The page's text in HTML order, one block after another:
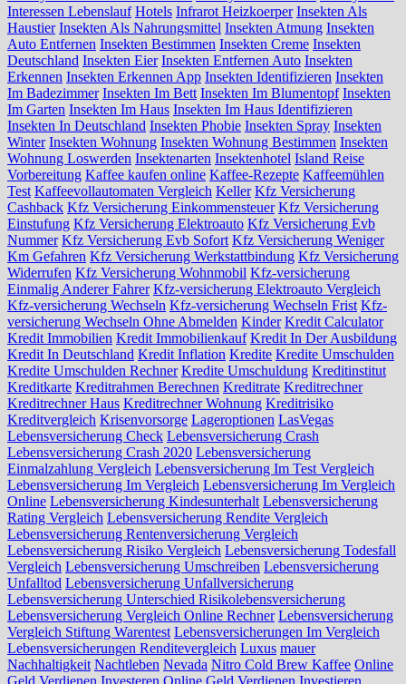
Interessen Lebenslauf Hotels Infrarot Heizkoerper Insekten Als
Haustier Insekten Als Nahrungsmittel Insekten Atmung Insekten
Auto Entfernen Insekten Bestimmen Insekten Creme Insekten
Deutschland Insekten Eier Insekten Entfernen Auto Insekten
Erkennen Insekten Erkennen App Insekten Identifizieren Insekten
Im Badezimmer Insekten Im Bett Insekten Im Blumentopf Insekten
Im Garten Insekten Im Haus Insekten Im Haus Identifizieren
Insekten In Deutschland Insekten Phobie Insekten Spray Insekten
Winter Insekten Wohnung Insekten Wohnung Bestimmen Insekten
Wohnung Loswerden Insektenarten Insektenhotel Island Reise
Vorbereitung Kaffee kaufen online Kaffee-Rezepte Kaffeemühlen
Test Kaffeevollautomaten Vergleich Keller Kfz Versicherung
Cashback Kfz Versicherung Einkommensteuer Kfz Versicherung
Einstufung Kfz Versicherung Elektroauto Kfz Versicherung Evb
Nummer Kfz Versicherung Evb Sofort Kfz Versicherung Weniger
Km Gefahren Kfz Versicherung Werkstattbindung Kfz Versicherung
Widerrufen Kfz Versicherung Wohnmobil Kfz-versicherung
Einmalig Anderer Fahrer Kfz-versicherung Elektroauto Vergleich
Kfz-versicherung Wechseln Kfz-versicherung Wechseln Frist Kfz-
versicherung Wechseln Ohne Abmelden Kinder Kredit Calculator
Kredit Immobilien Kredit Immobilienkauf Kredit In Der Ausbildung
Kredit In Deutschland Kredit Inflation Kredite Kredite Umschulden
Kredite Umschulden Rechner Kredite Umschuldung Kreditinstitut
Kreditkarte Kreditrahmen Berechnen Kreditrate Kreditrechner
Kreditrechner Haus Kreditrechner Wohnung Kreditrisiko
Kreditvergleich Krisenvorsorge Lageroptionen LasVegas
Lebensversicherung Check Lebensversicherung Crash
Lebensversicherung Crash 2020 Lebensversicherung
Einmalzahlung Vergleich Lebensversicherung Im Test Vergleich
Lebensversicherung Im Vergleich Lebensversicherung Im Vergleich
Online Lebensversicherung Kindesunterhalt Lebensversicherung
Rating Vergleich Lebensversicherung Rendite Vergleich
Lebensversicherung Rentenversicherung Vergleich
Lebensversicherung Risiko Vergleich Lebensversicherung Todesfall
Vergleich Lebensversicherung Umschreiben Lebensversicherung
Unfalltod Lebensversicherung Unfallversicherung
Lebensversicherung Unterschied Risikolebensversicherung
Lebensversicherung Vergleich Online Rechner Lebensversicherung
Vergleich Stiftung Warentest Lebensversicherungen Im Vergleich
Lebensversicherungen Renditevergleich Luxus mauer
Nachhaltigkeit Nachtleben Nevada Nitro Cold Brew Kaffee Online
Geld Verdienen Investeren Online Geld Verdienen Investieren